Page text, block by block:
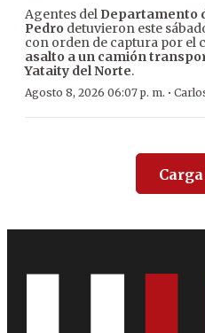
Agentes del Departamento
Pedro detuvieron este
con orden de captura por el
asalto a un camión
Yataity del Norte.
Agosto 8, 2026 06:07 p. m. ·